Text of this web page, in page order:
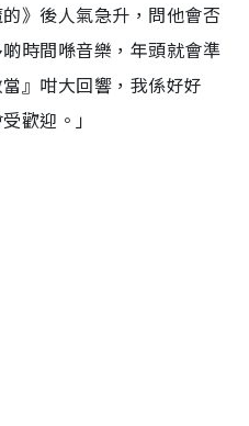
》後人氣急升，問他會否
時間喺音樂，年頭就會準
』咁大回響，我係好好
歡迎。」